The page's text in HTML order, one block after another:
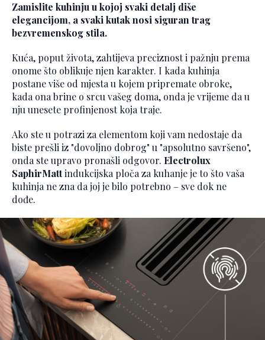
Zamislite kuhinju u kojoj svaki detalj diše
elegancijom, a svaki kutak nosi siguran trag
bezvremenskog stila.
Kuća, poput života, zahtijeva preciznost i pažnju prema
onome što oblikuje njen karakter. I kada kuhinja
postane više od mjesta u kojem pripremate obroke,
kada ona brine o srcu vašeg doma, onda je vrijeme da u
nju unesete profinjenost koja traje.
Ako ste u potrazi za elementom koji vam nedostaje da
biste prešli iz "dovoljno dobrog" u "apsolutno savršeno",
onda ste upravo pronašli odgovor. Electrolux
SaphirMattindukcijska ploča za kuhanje je to što vaša
kuhinja ne zna da joj je bilo potrebno – sve dok ne
dođe.